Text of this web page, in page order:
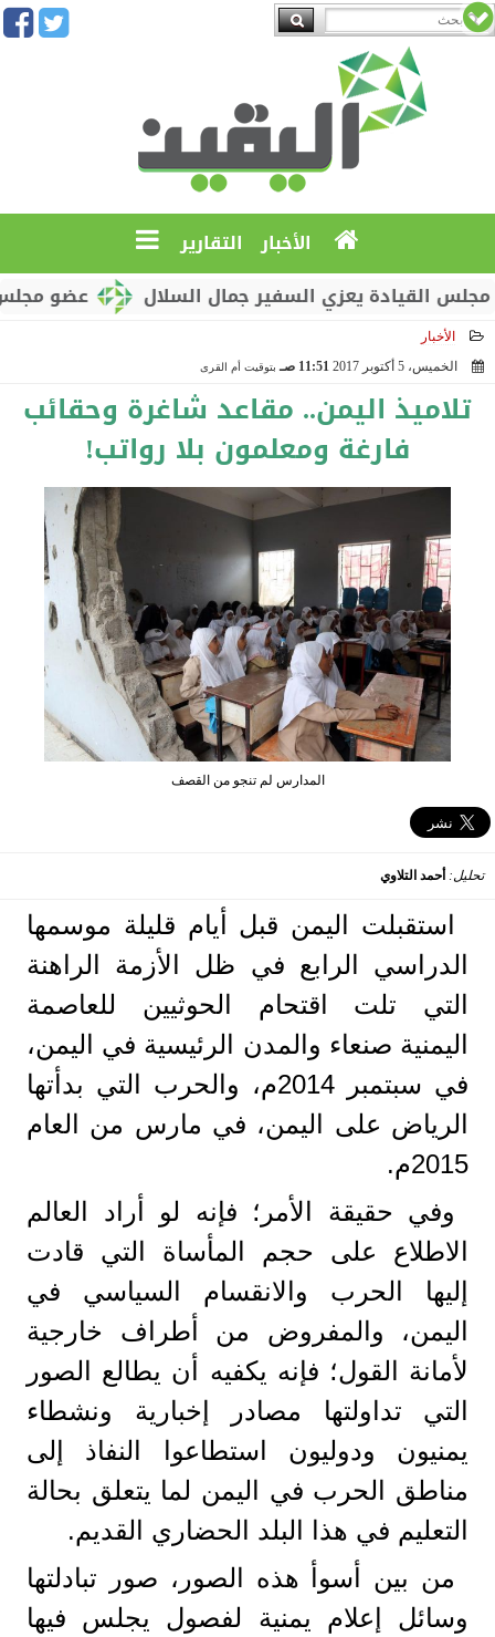
الأخبار التقارير
عضو مجلس القيادة
يعزي السفير جمال السلال
الأخبار
الخميس، 5 أكتوبر 2017
11:51 صـ بتوقيت أم القرى
تلاميذ اليمن.. مقاعد شاغرة وحقائب
فارغة ومعلمون بلا رواتب!
المدارس لم تنجو من القصف
تحليل: أحمد التلاوي
استقبلت اليمن قبل أيام قليلة موسمها
الدراسي الرابع في ظل الأزمة الراهنة
التي تلت اقتحام الحوثيين للعاصمة
اليمنية صنعاء والمدن الرئيسية في اليمن،
في سبتمبر 2014م، والحرب التي بدأتها
الرياض على اليمن، في مارس من العام
2015م.
وفي حقيقة الأمر؛ فإنه لو أراد العالم
الاطلاع على حجم المأساة التي قادت
إليها الحرب والانقسام السياسي في
اليمن، والمفروض من أطراف خارجية
لأمانة القول؛ فإنه يكفيه أن يطالع الصور
التي تداولتها مصادر إخبارية ونشطاء
يمنيون ودوليون استطاعوا النفاذ إلى
مناطق الحرب في اليمن لما يتعلق بحالة
التعليم في هذا البلد الحضاري القديم.
من بين أسوأ هذه الصور، صور تبادلتها
وسائل إعلام يمنية لفصول يجلس فيها